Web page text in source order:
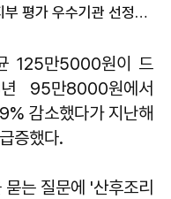
전남광주 지역자활센터 11곳, 복지부 평가 우수기관 선정…전국 두 번째 성과
125만5000원이 드
95만8000원에서
감소했다가 지난해
증했다.
는 질문에 '산후조리